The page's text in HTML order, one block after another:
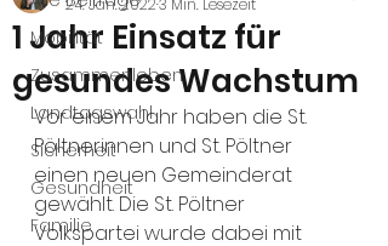
Mobilität
Zusammenleben
Landtagswahl
Sicherheit
Gesundheit
Familie
1 Jahr Einsatz für
gesundes Wachstum
24. Jan. 20223 Min. Lesezeit
Vor einem Jahr haben die St.
Pöltnerinnen und St. Pöltner
einen neuen Gemeinderat
gewählt. Die St. Pöltner
Volkspartei wurde dabei mit